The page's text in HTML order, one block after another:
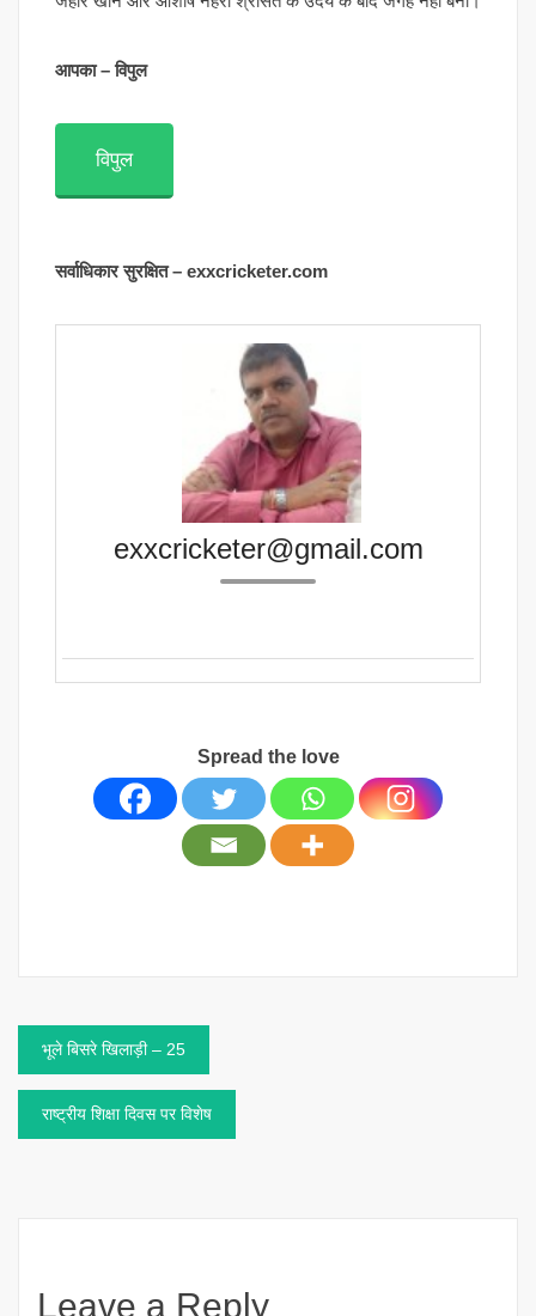
आपका – विपुल
विपुल
सर्वाधिकार सुरक्षित – exxcricketer.com
exxcricketer@gmail.com
Spread the love
Post
navigation
भूले बिसरे खिलाड़ी – 25
राष्ट्रीय शिक्षा दिवस पर विशेष
Leave a Reply